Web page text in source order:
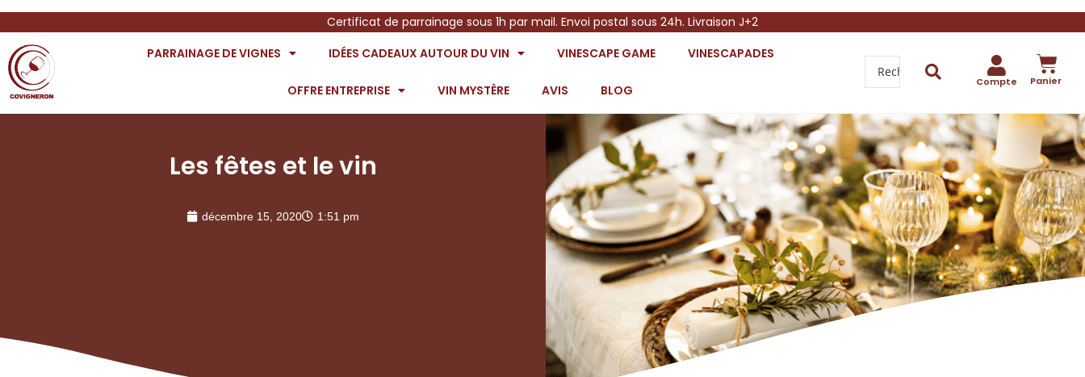
Certificat de parrainage sous 1h par mail. Envoi postal sous 24h. Livraison J+2
PARRAINAGE DE VIGNES
IDÉES CADEAUX AUTOUR DU VIN VINESCAPE GAME VINESCAPADES
OFFRE ENTREPRISE VIN MYSTÈRE AVIS BLOG
Compte Panier
Les fêtes et le vin
décembre 15, 2020 1:51 pm